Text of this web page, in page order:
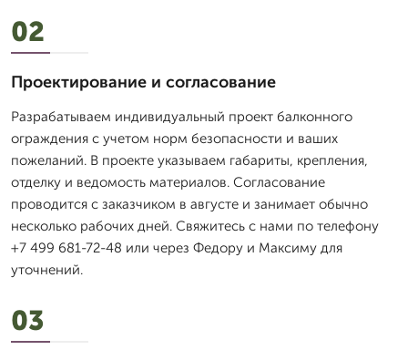
02
Проектирование и согласование
Разрабатываем индивидуальный проект балконного
ограждения с учетом норм безопасности и ваших
пожеланий. В проекте указываем габариты, крепления,
отделку и ведомость материалов. Согласование
проводится с заказчиком в августе и занимает обычно
несколько рабочих дней. Свяжитесь с нами по телефону
+7 499 681-72-48 или через Федору и Максиму для
уточнений.
03